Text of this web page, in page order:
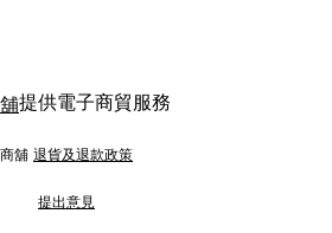
提供電子商貿服務
商舖 退貨及退款政策
提出意見